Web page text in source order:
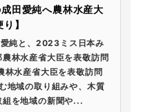
田愛純へ農林水産大
】
純と、2023ミス日本み
林水産省大臣を表敬訪問
林水産省大臣を表敬訪問
地域の取り組みや、木質
組を地域の新聞や...